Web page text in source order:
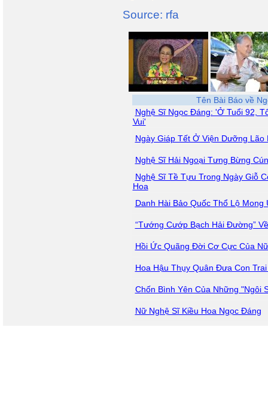
Source: rfa
Tên Bài Báo về
Nghệ Sĩ Ngọc Đáng: 'Ở Tuổi 92,
Vui'
Ngày Giáp Tết Ở Viện Dưỡng Lão
Nghệ Sĩ Hải Ngoại Tưng Bừng
Nghệ Sĩ Tề Tựu Trong Ngày Giỗ
Hoa
Danh Hài Bảo Quốc Thổ Lộ Mong
“Tướng Cướp Bạch Hải Đường”
Hồi Ức Quãng Đời Cơ Cực Của
Hoa Hậu Thụy Quân Đưa Con
Chốn Bình Yên Của Những "Ngôi
Nữ Nghệ Sĩ Kiều Hoa Ngọc Đáng